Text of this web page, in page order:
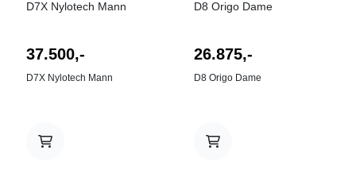
D7X Nylotech Mann
37.500,-
D7X Nylotech Mann
D8 Origo Dame
26.875,-
D8 Origo Dame